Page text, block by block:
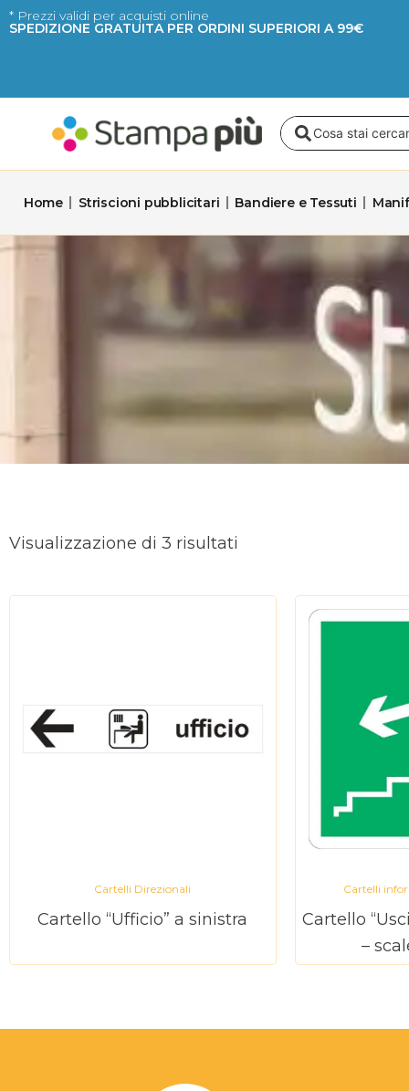
Vai
al
* Prezzi validi per acquisti online
SPEDIZIONE GRATUITA PER ORDINI SUPERIORI A 99€
Search
Home Striscioni pubblicitari Bandiere e Tessuti
Visualizzazione di 3 risultati
più
Cartelli Direzionali
Cartello “Ufficio” a sinistra
Cartelli
Cartello
–